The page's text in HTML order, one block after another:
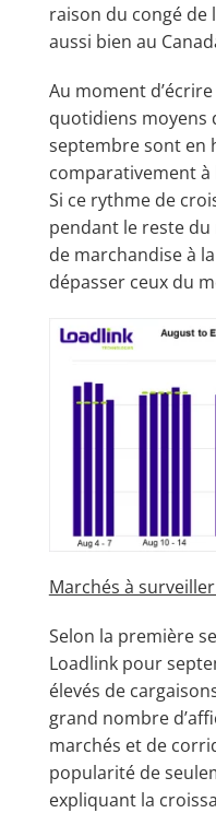
raison du congé de
aussi bien au
Au moment
quotidiens moyens
septembre sont en
comparativement à
Si ce rythme de
pendant le reste
de marchandise à
dépasser ceux du
Marchés à
Selon la première
Loadlink pour
élevés de
grand nombre
marchés et de
popularité de
expliquant la